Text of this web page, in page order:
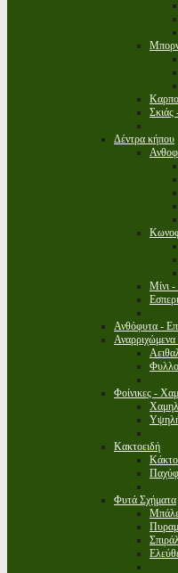
Δέντρα κήπου
Μίνι
Ανθόφυτα -
Φοίνικες -
Κακτοειδή
Φυτά Σχήματα